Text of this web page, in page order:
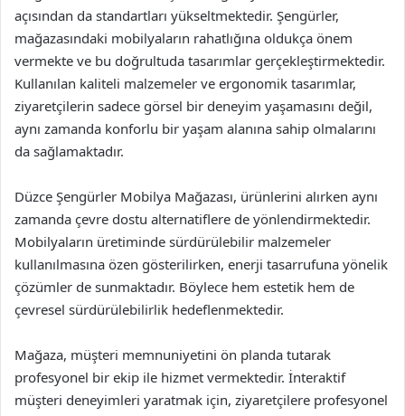
açısından da standartları yükseltmektedir. Şengürler,
mağazasındaki mobilyaların rahatlığına oldukça önem
vermekte ve bu doğrultuda tasarımlar gerçekleştirmektedir.
Kullanılan kaliteli malzemeler ve ergonomik tasarımlar,
ziyaretçilerin sadece görsel bir deneyim yaşamasını değil,
aynı zamanda konforlu bir yaşam alanına sahip olmalarını
da sağlamaktadır.
Düzce Şengürler Mobilya Mağazası, ürünlerini alırken aynı
zamanda çevre dostu alternatiflere de yönlendirmektedir.
Mobilyaların üretiminde sürdürülebilir malzemeler
kullanılmasına özen gösterilirken, enerji tasarrufuna yönelik
çözümler de sunmaktadır. Böylece hem estetik hem de
çevresel sürdürülebilirlik hedeflenmektedir.
Mağaza, müşteri memnuniyetini ön planda tutarak
profesyonel bir ekip ile hizmet vermektedir. İnteraktif
müşteri deneyimleri yaratmak için, ziyaretçilere profesyonel